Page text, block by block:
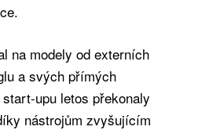
na modely od externích
a svých přímých
upu letos překonaly
nástrojům zvyšujícím